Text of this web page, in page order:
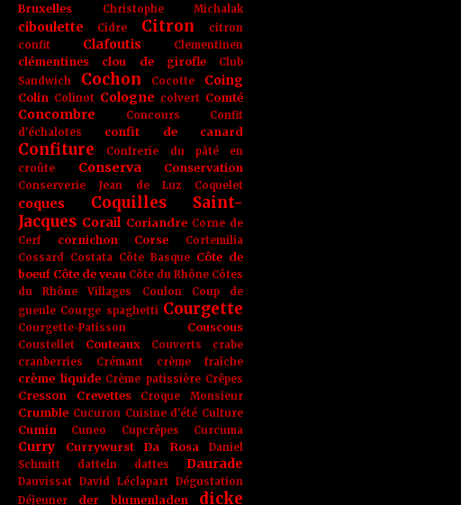
Bruxelles
Christophe Michalak
ciboulette Cidre Citron
citron
confit
Clafoutis Clementinen
clémentines clou de girofle
Club
Sandwich
Cochon Cocotte Coing
Colin Colinot Cologne colvert Comté
Concombre Concours
Confit
d'échalotes
confit de canard
Confiture
Confrerie du pâté en
croûte
Conserva Conservation
Conserverie Jean de Luz Coquelet
coques
Coquilles Saint-
Jacques Corail Coriandre Corne de
Cerf
cornichon Corse
Cortemilia
Cossard Costata Côte Basque Côte de
boeuf Côte de veau Côte du Rhône Côtes
du Rhône Villages
Coulon
Coup de
gueule Courge spaghetti Courgette
Courgette-Patisson Couscous
Coustellet Couteaux Couverts
crabe
cranberries
Crémant crème fraîche
crème liquide Crème patissière Crêpes
Cresson Crevettes Croque Monsieur
Crumble Cucuron Cuisine d'été Culture
Cumin Cuneo Cupcrêpes Curcuma
Curry Currywurst Da Rosa
Daniel
Schmitt
datteln dattes Daurade
Dauvissat David Léclapart Dégustation
Déjeuner
der blumenladen dicke